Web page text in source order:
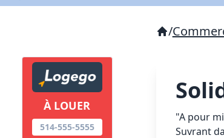
À LOUER
514-555-5555
/
"A pour
Suvrant